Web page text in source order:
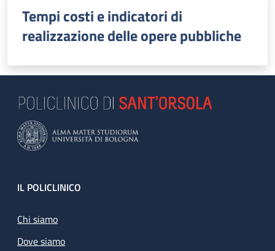
Tempi costi e indicatori di
realizzazione delle opere pubbliche
Footer
IL POLICLINICO
Chi siamo
Dove siamo